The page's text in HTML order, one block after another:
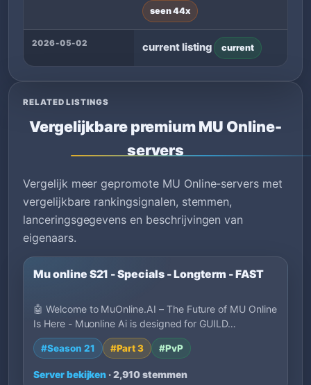
seen 44x
2026-05-02 current listing current
RELATED LISTINGS
Vergelijkbare premium MU Online-
servers
Vergelijk meer gepromote MU Online-servers met
vergelijkbare rankingsignalen, stemmen,
lanceringsgegevens en beschrijvingen van
eigenaars.
Mu online S21 - Specials - Longterm - FAST
🤖 Welcome to MuOnline.AI – The Future of MU Online
Is Here - Muonline Ai is designed for GUILD…
#Season 21 #Part 3 #PvP
Server bekijken · 2,910 stemmen